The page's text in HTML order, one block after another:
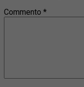
Commento *